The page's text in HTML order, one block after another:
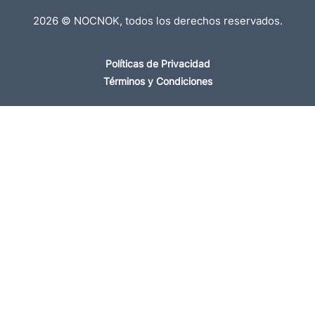
2026 © NOCNOK, todos los derechos reservados.
Políticas de Privacidad
Términos y Condiciones